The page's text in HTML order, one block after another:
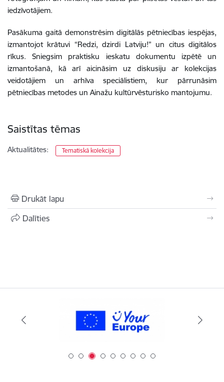
iedzīvotājiem.
Pasākuma gaitā demonstrēsim digitālās pētniecības iespējas,
izmantojot krātuvi “Redzi, dzirdi Latviju!” un citus digitālos
rīkus. Sniegsim praktisku ieskatu dokumentu izpētē un
izmantošanā, kā arī aicināsim uz diskusiju ar kolekcijas
veidotājiem un arhīva speciālistiem, kur pārrunāsim
pētniecības metodes un Ainažu kultūrvēsturisko mantojumu.
Saistītas tēmas
Aktualitātes: Tematiskā kolekcija
Drukāt lapu
Dalīties